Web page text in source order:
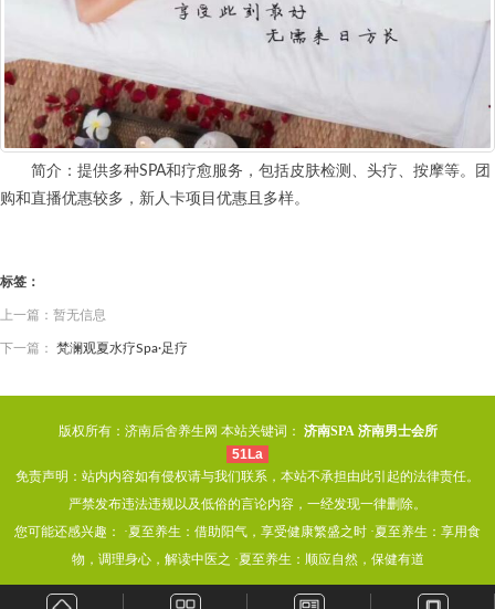
简介：提供多种SPA和疗愈服务，包括皮肤检测、头疗、按摩等。团
购和直播优惠较多，新人卡项目优惠且多样。
标签：
上一篇：暂无信息
下一篇： 梵澜观夏水疗Spa·足疗
版权所有：济南后舍养生网 本站关键词： 济南SPA 济南男士会所
51La
免责声明：站内内容如有侵权请与我们联系，本站不承担由此引起的法律责任。
严禁发布违法违规以及低俗的言论内容，一经发现一律删除。
您可能还感兴趣： ·夏至养生：借助阳气，享受健康繁盛之时 ·夏至养生：享用食
物，调理身心，解读中医之 ·夏至养生：顺应自然，保健有道